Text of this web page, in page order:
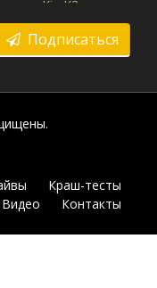
Подписаться
Краш-тесты
Видео
Контакты